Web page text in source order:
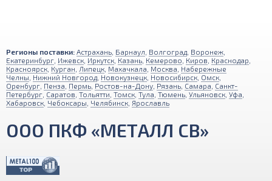
Регионы поставки: Астрахань Барнаул Волгоград Воронеж
Екатеринбург Ижевск Иркутск Казань Кемерово Киров Краснодар
Красноярск Курган Липецк Махачкала Москва Набережные
Челны Нижний Новгород Новокузнецк Новосибирск Омск
Оренбург Пенза Пермь Ростов-на-Дону Рязань Самара Санкт-
Петербург Саратов Тольятти Томск Тула Тюмень Ульяновск Уфа
Хабаровск Чебоксары Челябинск Ярославль
ООО ПКФ «МЕТАЛЛ СВ»